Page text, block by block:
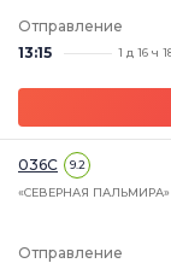
Отправление
13:15
1 д 16 ч
036С 9.2
«СЕВЕРНАЯ ПАЛЬМИРА»
Отправление